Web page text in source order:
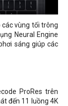
các vùng tối trông
Neural Engine
sáng giúp các
ProRes trên
đến 11 luồng 4K